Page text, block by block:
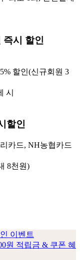
즉시 할인
할인(신규회원 3
시
할인
카드, NH농협카드
8천원)